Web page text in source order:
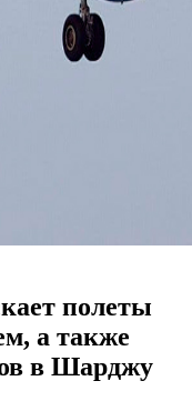
полеты
а также
в Шарджу